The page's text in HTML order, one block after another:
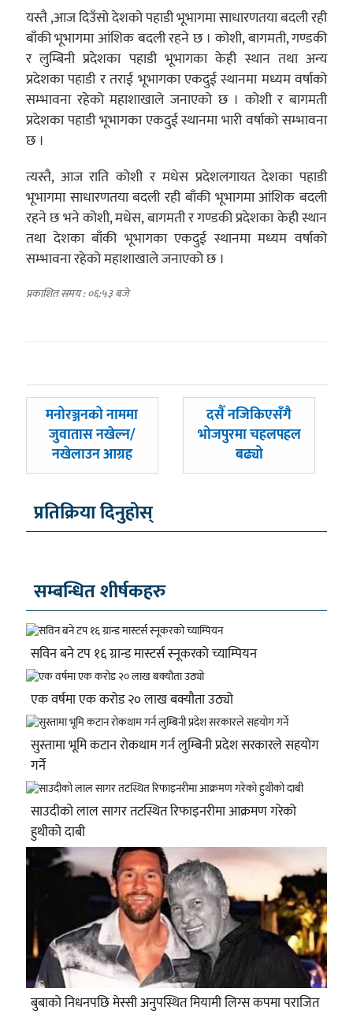
यस्तै ,आज दिउँसो देशको पहाडी भूभागमा साधारणतया बदली रही
बाँकी भूभागमा आंशिक बदली रहने छ । कोशी, बागमती, गण्डकी
र लुम्बिनी प्रदेशका पहाडी भूभागका केही स्थान तथा अन्य
प्रदेशका पहाडी र तराई भूभागका एकदुई स्थानमा मध्यम वर्षाको
सम्भावना रहेको महाशाखाले जनाएको छ । कोशी र बागमती
प्रदेशका पहाडी भूभागका एकदुई स्थानमा भारी वर्षाको सम्भावना
छ ।
त्यस्तै, आज राति कोशी र मधेस प्रदेशलगायत देशका पहाडी
भूभागमा साधारणतया बदली रही बाँकी भूभागमा आंशिक बदली
रहने छ भने कोशी, मधेस, बागमती र गण्डकी प्रदेशका केही स्थान
तथा देशका बाँकी भूभागका एकदुई स्थानमा मध्यम वर्षाको
सम्भावना रहेको महाशाखाले जनाएको छ ।
प्रकाशित समय : ०६:५३ बजे
पछिल्लाे
-
मनोरञ्जनको नाममा
जुवातास नखेल्न/
नखेलाउन आग्रह
अघिल्लाे
-
दसैँ नजिकिएसँगै
भोजपुरमा चहलपहल
बढ्यो
प्रतिक्रिया दिनुहोस्
सम्बन्धित शीर्षकहरु
सविन बने टप १६ ग्रान्ड मास्टर्स स्नूकरको च्याम्पियन
एक वर्षमा एक करोड २० लाख बक्यौता उठ्यो
सुस्तामा भूमि कटान रोकथाम गर्न लुम्बिनी प्रदेश सरकारले सहयोग
गर्ने
साउदीको लाल सागर तटस्थित रिफाइनरीमा आक्रमण गरेको
हुथीको दाबी
बुबाको निधनपछि मेस्सी अनुपस्थित मियामी लिग्स कपमा पराजित